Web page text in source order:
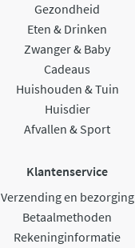
Gezondheid
Eten & Drinken
Zwanger & Baby
Cadeaus
Huishouden & Tuin
Huisdier
Afvallen & Sport
Klantenservice
Verzending en bezorging
Betaalmethoden
Rekeninginformatie